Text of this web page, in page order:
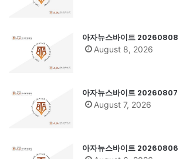
아자뉴스바이트 20260808
August 8, 2026
아자뉴스바이트 20260807
August 7, 2026
아자뉴스바이트 20260806